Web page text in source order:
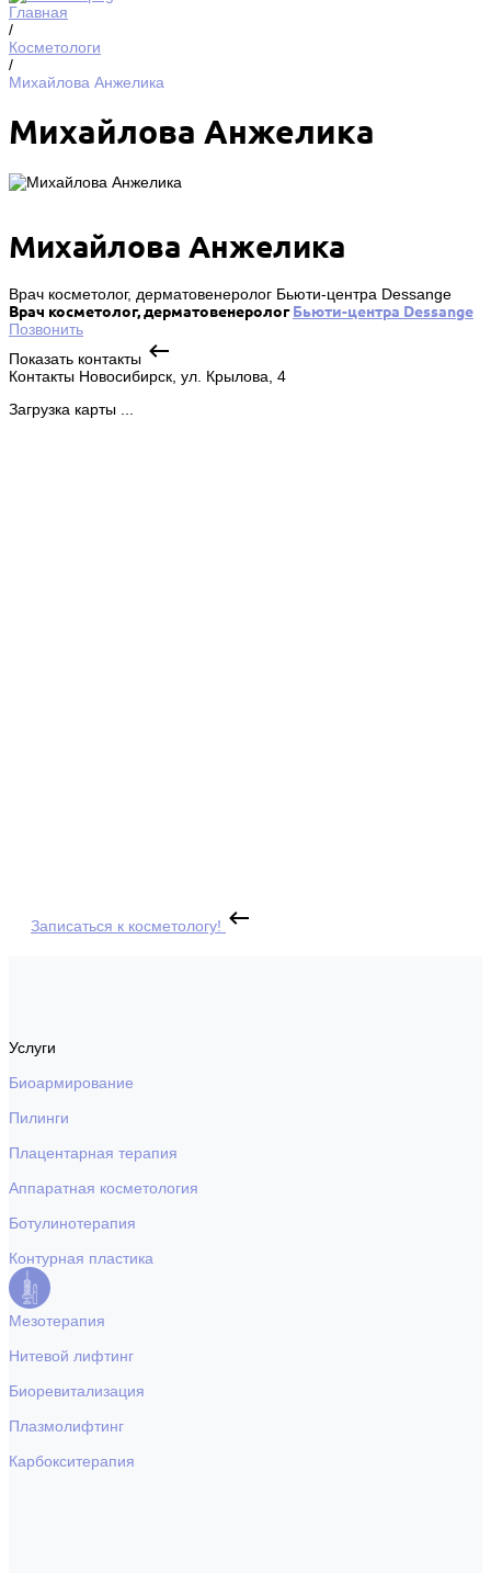
Главная
/
Косметологи
/
Михайлова Анжелика
Михайлова Анжелика
Михайлова Анжелика
Врач косметолог, дерматовенеролог Бьюти-центра Dessange
Врач косметолог, дерматовенерологБьюти-центра Dessange
Позвонить
Показать контакты
Контакты Новосибирск, ул. Крылова, 4
Загрузка карты ...
Записаться к косметологу!
Услуги
Биоармирование
Пилинги
Плацентарная терапия
Аппаратная косметология
Ботулинотерапия
Контурная пластика
Мезотерапия
Нитевой лифтинг
Биоревитализация
Плазмолифтинг
Карбокситерапия